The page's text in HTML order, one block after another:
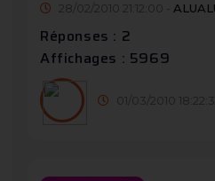
28/02/2010 21:12:00 -
Réponses : 2
Affichages : 5969
01/03/2010